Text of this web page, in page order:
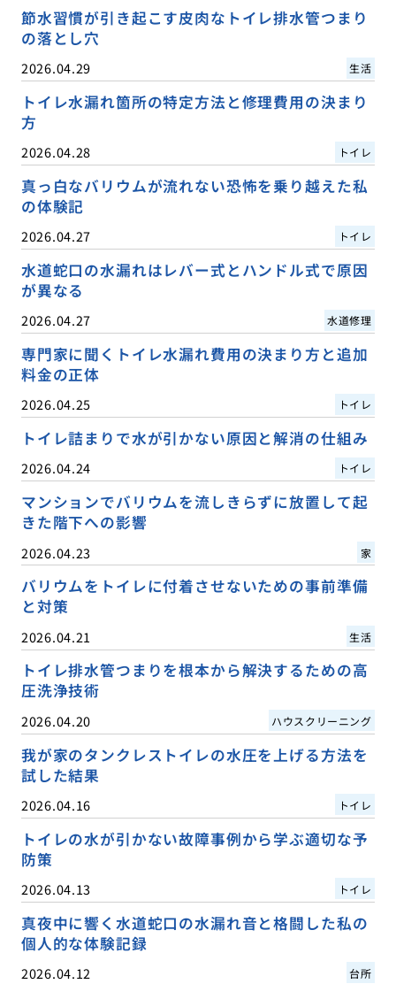
節水習慣が引き起こす皮肉なトイレ排水管つまり
の落とし穴
2026.04.29 生活
トイレ水漏れ箇所の特定方法と修理費用の決まり
方
2026.04.28 トイレ
真っ白なバリウムが流れない恐怖を乗り越えた私
の体験記
2026.04.27 トイレ
水道蛇口の水漏れはレバー式とハンドル式で原因
が異なる
2026.04.27 水道修理
専門家に聞くトイレ水漏れ費用の決まり方と追加
料金の正体
2026.04.25 トイレ
トイレ詰まりで水が引かない原因と解消の仕組み
2026.04.24 トイレ
マンションでバリウムを流しきらずに放置して起
きた階下への影響
2026.04.23 家
バリウムをトイレに付着させないための事前準備
と対策
2026.04.21 生活
トイレ排水管つまりを根本から解決するための高
圧洗浄技術
2026.04.20 ハウスクリーニング
我が家のタンクレストイレの水圧を上げる方法を
試した結果
2026.04.16 トイレ
トイレの水が引かない故障事例から学ぶ適切な予
防策
2026.04.13 トイレ
真夜中に響く水道蛇口の水漏れ音と格闘した私の
個人的な体験記録
2026.04.12 台所